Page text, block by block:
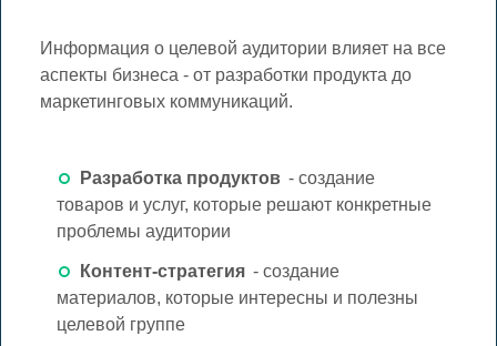
Информация о целевой аудитории влияет на все
аспекты бизнеса - от разработки продукта до
маркетинговых коммуникаций.
Разработка продуктов - создание
товаров и услуг, которые решают конкретные
проблемы аудитории
Контент-стратегия - создание
материалов, которые интересны и полезны
целевой группе